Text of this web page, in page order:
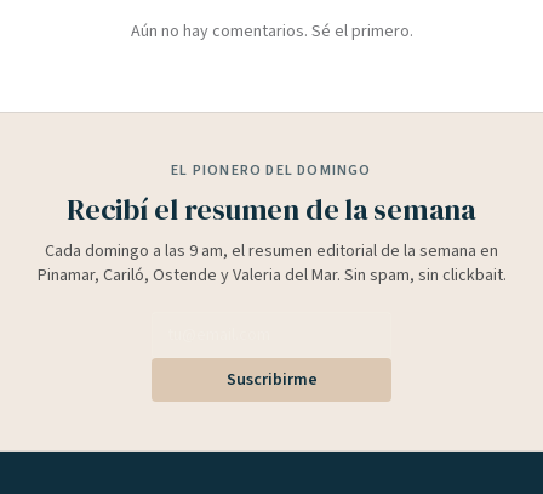
Aún no hay comentarios. Sé el primero.
EL PIONERO DEL DOMINGO
Recibí el resumen de la semana
Cada domingo a las 9 am, el resumen editorial de la semana en
Pinamar, Cariló, Ostende y Valeria del Mar. Sin spam, sin clickbait.
Suscribirme